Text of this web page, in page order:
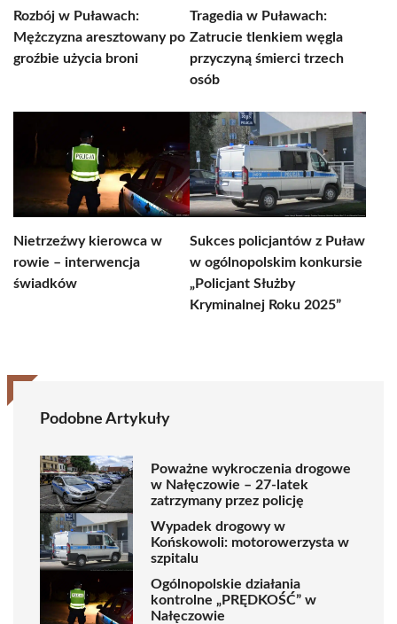
Rozbój w Puławach:
Mężczyzna aresztowany po
groźbie użycia broni
Tragedia w Puławach:
Zatrucie tlenkiem węgla
przyczyną śmierci trzech
osób
Nietrzeźwy kierowca w
rowie – interwencja
świadków
Sukces policjantów z Puław
w ogólnopolskim konkursie
„Policjant Służby
Kryminalnej Roku 2025”
Podobne Artykuły
Poważne wykroczenia drogowe
w Nałęczowie – 27-latek
zatrzymany przez policję
Wypadek drogowy w
Końskowoli: motorowerzysta w
szpitalu
Ogólnopolskie działania
kontrolne „PRĘDKOŚĆ” w
Nałęczowie